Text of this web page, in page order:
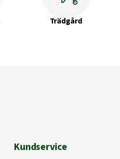
Trädgård
Kundservice